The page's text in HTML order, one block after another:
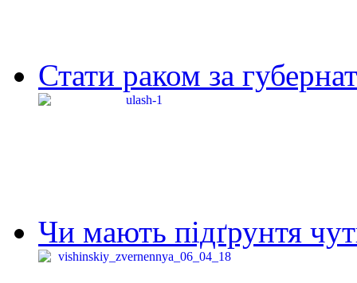
Стати раком за
Чи мають підґрунтя